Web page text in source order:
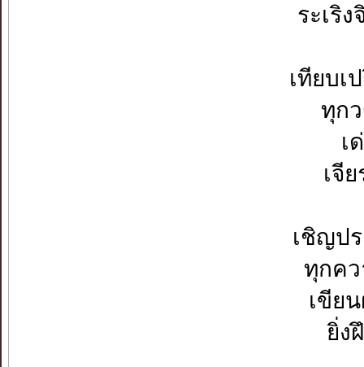
ระเริ
เทียบเ
ทุก
เ
เจี
เชิญป
ทุกคว
เขีย
ยิ่ง